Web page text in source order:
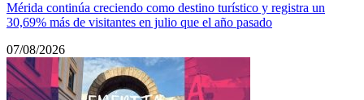
Mérida continúa creciendo como destino turístico y registra un
30,69% más de visitantes en julio que el año pasado
07/08/2026